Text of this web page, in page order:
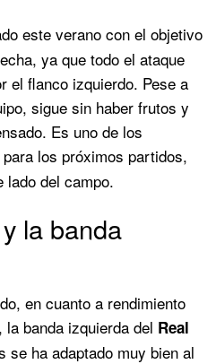
este verano con el objetivo
ya que todo el ataque
el flanco izquierdo. Pese a
sigue sin haber frutos y
Es uno de los
para los próximos partidos,
lado del campo.
la banda
en cuanto a rendimiento
banda izquierda del Real
se ha adaptado muy bien al